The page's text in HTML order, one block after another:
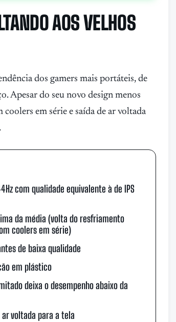
AOS VELHOS
dos gamers mais portáteis, de
Apesar do seu novo design menos
em série e saída de ar voltada
com qualidade equivalente à de IPS
da média (volta do resfriamento
coolers em série)
de baixa qualidade
em plástico
deixa o desempenho abaixo da
ar voltada para a tela